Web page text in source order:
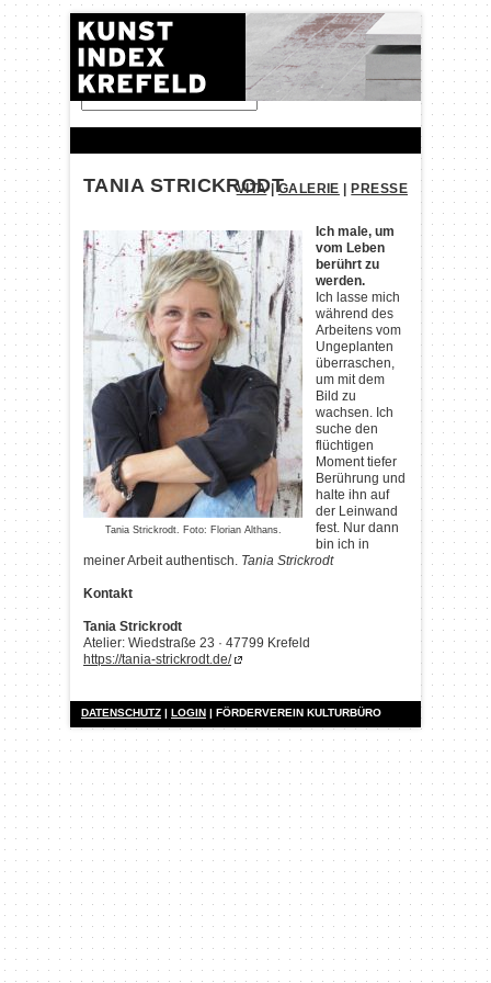
FINDEN:
TANIA STRICKRODT
VITA|GALERIE PRESSE
Tania Strickrodt. Foto: Florian Althans.
Ich male, um
vom Leben
berührt zu
werden.
Ich lasse mich
während des
Arbeitens vom
Ungeplanten
überraschen,
um mit dem
Bild zu
wachsen. Ich
suche den
flüchtigen
Moment tiefer
Berührung und
halte ihn auf
der Leinwand
fest. Nur dann
bin ich in
meiner Arbeit authentisch. Tania Strickrodt
Kontakt
Tania Strickrodt
Atelier: Wiedstraße 23 · 47799 Krefeld
https://tania-strickrodt.de/
DATENSCHUTZ | LOGIN | FÖRDERVEREIN KULTURBÜRO